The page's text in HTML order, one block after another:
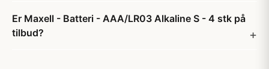
Er Maxell - Batteri - AAA/LR03 Alkaline S - 4 stk på
tilbud?